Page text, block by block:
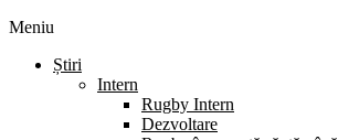
Meniu
Știri
Intern
Rugby Intern
Dezvoltare